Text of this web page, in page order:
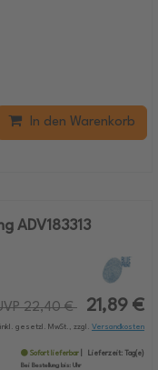
In den Warenkorb
ADV183313
22,40 € 21,89 €
inkl. gesetzl. MwSt., zzgl. Versandkosten
Sofort lieferbar Lieferzeit:
Tag(e)
Bei Bestellung bis: Uhr